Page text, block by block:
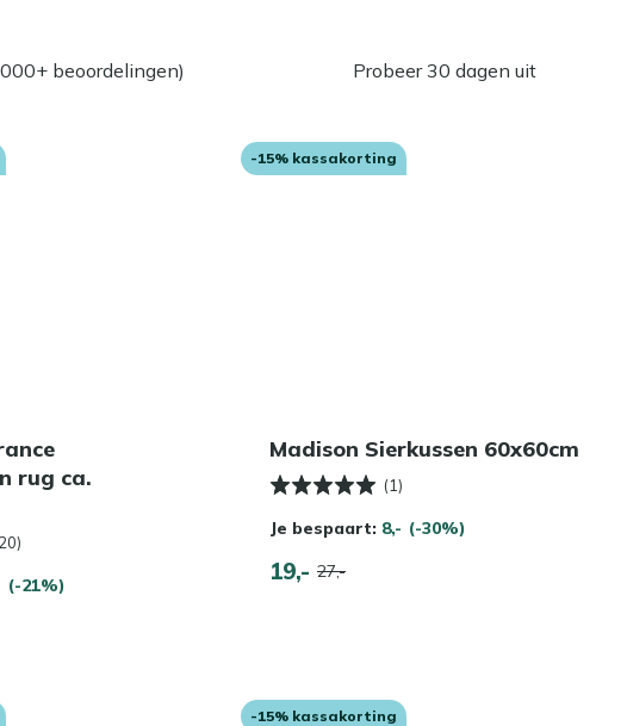
beoordelingen) Probeer 30 dagen uit
rug ca.
(-21%)
-15% kassakorting
Madison Sierkussen 60x60cm
(1)
Je bespaart: 8,- (-30%)
19,- 27,-
-15% kassakorting